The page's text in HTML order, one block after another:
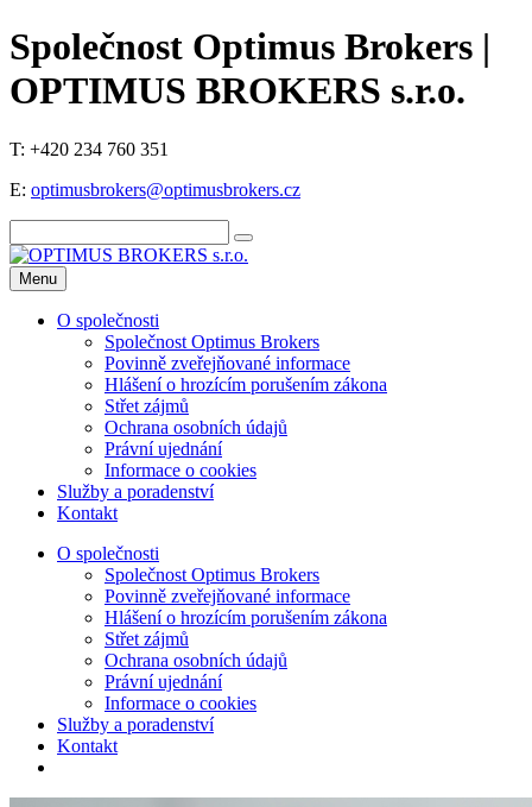
Společnost Optimus Brokers |
OPTIMUS BROKERS s.r.o.
T: +420 234 760 351
E: optimusbrokers@optimusbrokers.cz
Menu
O společnosti
Společnost Optimus Brokers
Povinně zveřejňované informace
Hlášení o hrozícím porušením zákona
Střet zájmů
Ochrana osobních údajů
Právní ujednání
Informace o cookies
Služby a poradenství
Kontakt
O společnosti
Společnost Optimus Brokers
Povinně zveřejňované informace
Hlášení o hrozícím porušením zákona
Střet zájmů
Ochrana osobních údajů
Právní ujednání
Informace o cookies
Služby a poradenství
Kontakt